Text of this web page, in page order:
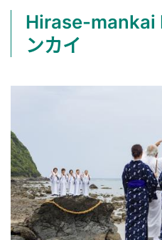
Hirase-mankai
ンカイ